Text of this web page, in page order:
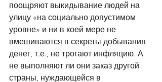
поощряют выкидывание людей на
улицу «на социально допустимом
уровне» и ни в коей мере не
вмешиваются в секреты добывания
денег, т.е., не трогают инфляцию. А
не выполняют ли они заказ другой
страны, нуждающейся в